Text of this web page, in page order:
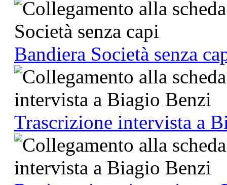
Bandiera Società senza
Trascrizione intervista a